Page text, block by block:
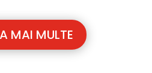
MAI MULTE